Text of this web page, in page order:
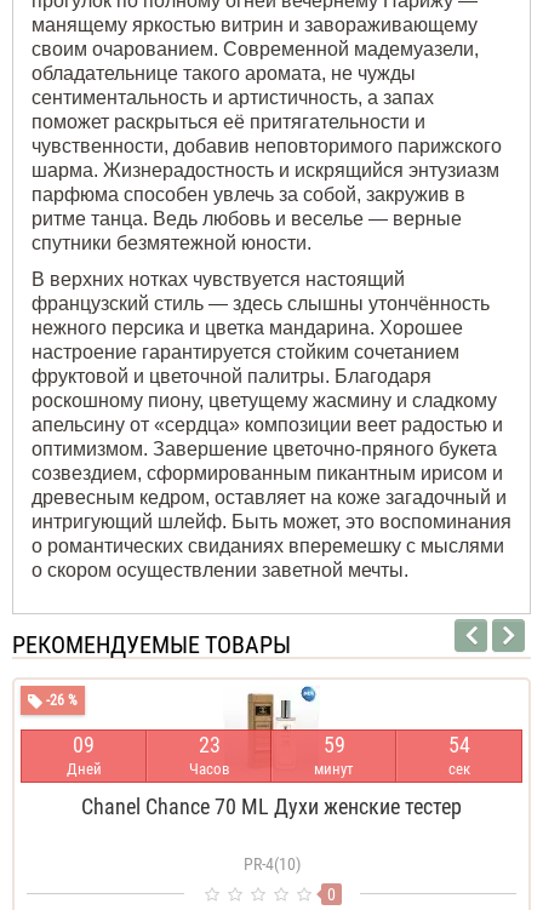
манящему яркостью витрин и завораживающему
своим очарованием. Современной мадемуазели,
обладательнице такого аромата, не чужды
сентиментальность и артистичность, а запах
поможет раскрыться её притягательности и
чувственности, добавив неповторимого парижского
шарма. Жизнерадостность и искрящийся энтузиазм
парфюма способен увлечь за собой, закружив в
ритме танца. Ведь любовь и веселье — верные
спутники безмятежной юности.
В верхних нотках чувствуется настоящий
французский стиль — здесь слышны утончённость
нежного персика и цветка мандарина. Хорошее
настроение гарантируется стойким сочетанием
фруктовой и цветочной палитры. Благодаря
роскошному пиону, цветущему жасмину и сладкому
апельсину от «сердца» композиции веет радостью и
оптимизмом. Завершение цветочно-пряного букета
созвездием, сформированным пикантным ирисом и
древесным кедром, оставляет на коже загадочный и
интригующий шлейф. Быть может, это воспоминания
о романтических свиданиях вперемешку с мыслями
о скором осуществлении заветной мечты.
РЕКОМЕНДУЕМЫЕ ТОВАРЫ
-26 %
09
Дней
23
Часов
59
минут
54
сек
Chanel Chance 70 ML Духи женские тестер
PR-4(10)
0